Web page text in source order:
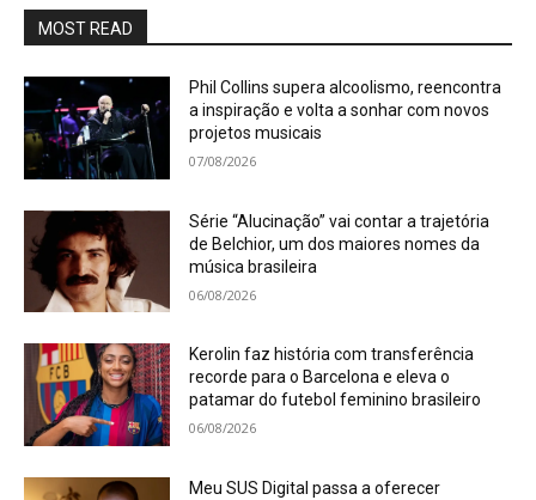
MOST READ
Phil Collins supera alcoolismo, reencontra
a inspiração e volta a sonhar com novos
projetos musicais
07/08/2026
Série “Alucinação” vai contar a trajetória
de Belchior, um dos maiores nomes da
música brasileira
06/08/2026
Kerolin faz história com transferência
recorde para o Barcelona e eleva o
patamar do futebol feminino brasileiro
06/08/2026
Meu SUS Digital passa a oferecer